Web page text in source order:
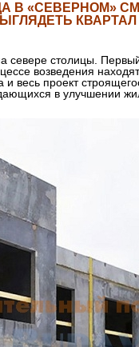
В «СЕВЕРНОМ»
КВАРТАЛ
севере столицы.
возведения
весь проект
в улучшении